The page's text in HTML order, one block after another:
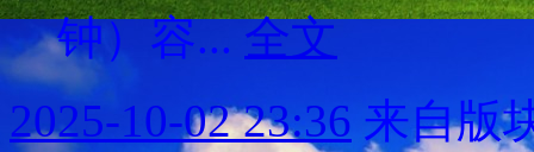
钟）容... 全文
2025-10-02 23:36 来自版